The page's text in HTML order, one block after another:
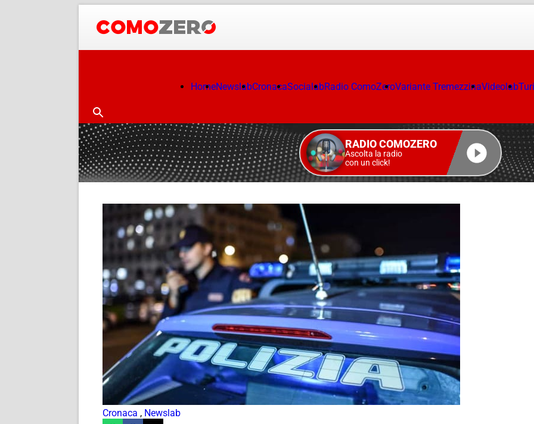
HomeNewslabCronacaSocialabRadio ComoZeroVariante TremezzinaVideolab
RADIO COMOZERO
Ascolta la radio
con un click!
Cronaca , Newslab